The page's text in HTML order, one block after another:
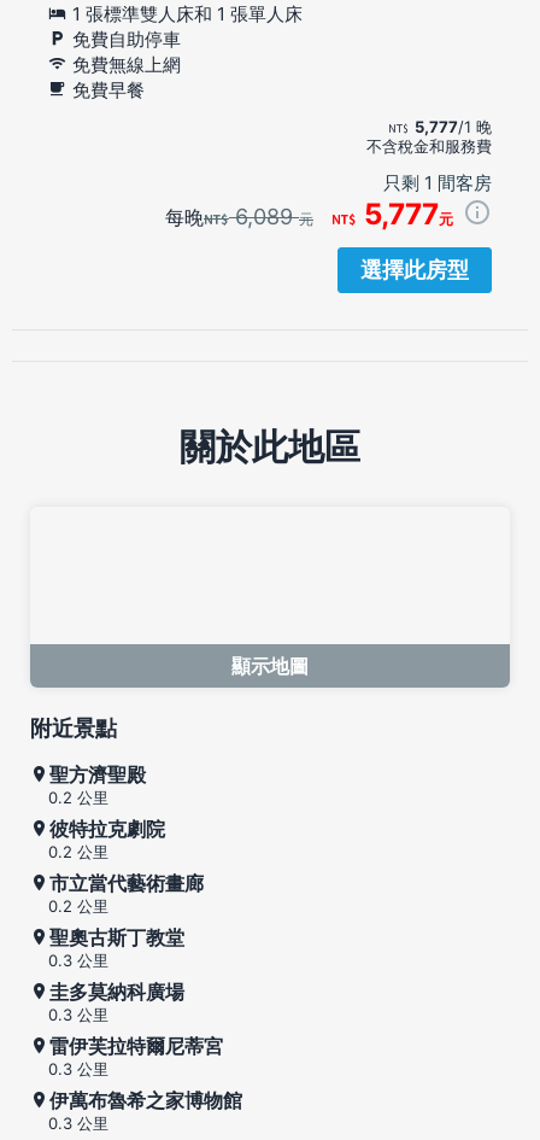
1 張標準雙人床和 1 張單人床
免費自助停車
免費無線上網
免費早餐
5,777/1 晚
不含稅金和服務費
只剩 1 間客房
每晚 6,089元 5,777元
選擇此房型
關於此地區
顯示地圖
附近景點
聖方濟聖殿
0.2 公里
彼特拉克劇院
0.2 公里
市立當代藝術畫廊
0.2 公里
聖奧古斯丁教堂
0.3 公里
圭多莫納科廣場
0.3 公里
雷伊芙拉特爾尼蒂宮
0.3 公里
伊萬布魯希之家博物館
0.3 公里